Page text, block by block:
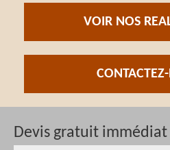
VOIR NOS
Devis gratuit immédiat